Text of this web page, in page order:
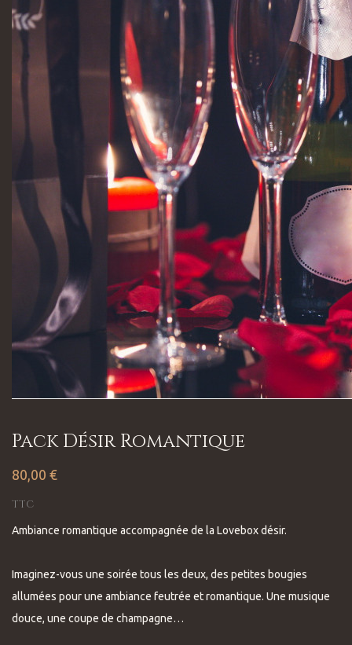
Pack Désir Romantique
80,00 €
TTC
Ambiance romantique accompagnée de la Lovebox désir.
Imaginez-vous une soirée tous les deux, des petites bougies
allumées pour une ambiance feutrée et romantique. Une musique
douce, une coupe de champagne…